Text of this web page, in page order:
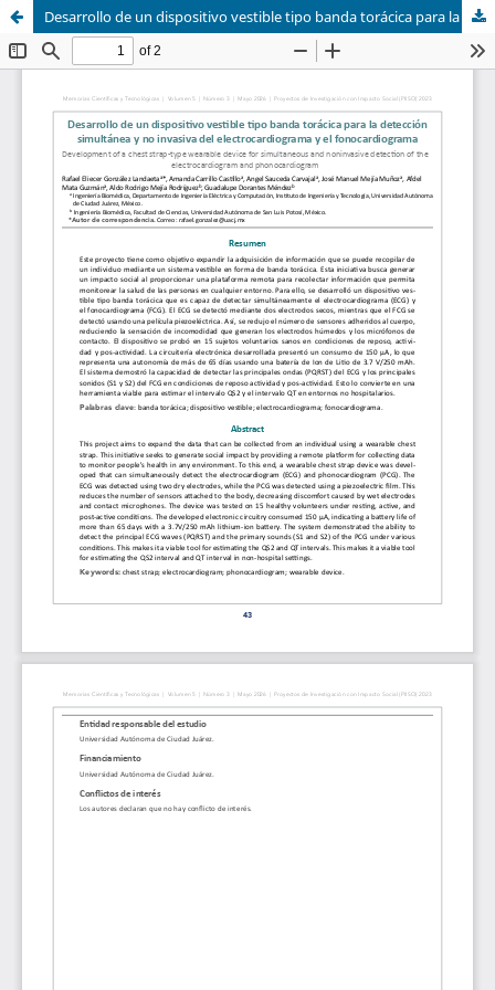
Desarrollo de un dispositivo vestible tipo banda torácica para la detección simultánea y no invasiva del electrocardiograma y el fonocardiograma